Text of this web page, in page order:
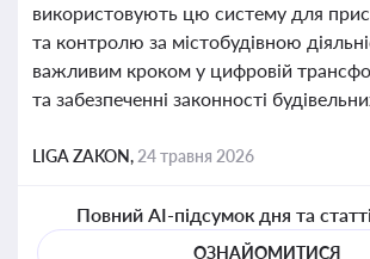
використовують цю систему для
та контролю за містобудівною
важливим кроком у цифровій
та забезпеченні законності
LIGA ZAKON, 24 травня 2026
Повний AI-підсумок дня та
ОЗНАЙОМИТИСЯ